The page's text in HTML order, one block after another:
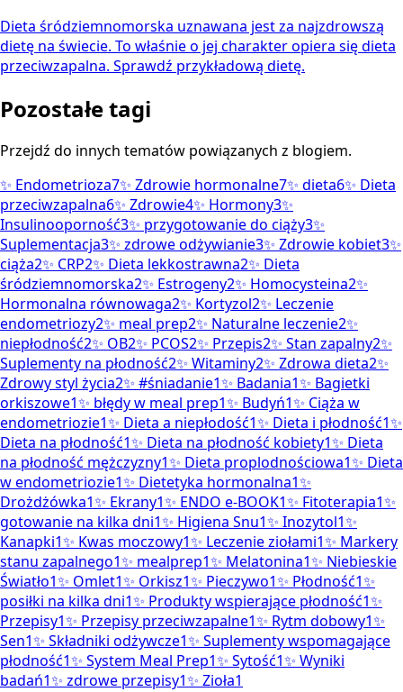
Dieta śródziemnomorska uznawana jest za najzdrowszą
dietę na świecie. To właśnie o jej charakter opiera się dieta
przeciwzapalna. Sprawdź przykładową dietę.
Pozostałe tagi
Przejdź do innych tematów powiązanych z blogiem.
✨ Endometrioza7✨ Zdrowie hormonalne7✨ dieta6✨ Dieta
przeciwzapalna6✨ Zdrowie4✨ Hormony3✨
Insulinooporność3✨ przygotowanie do ciąży3✨
Suplementacja3✨ zdrowe odżywianie3✨ Zdrowie kobiet3✨
ciąża2✨ CRP2✨ Dieta lekkostrawna2✨ Dieta
śródziemnomorska2✨ Estrogeny2✨ Homocysteina2✨
Hormonalna równowaga2✨ Kortyzol2✨ Leczenie
endometriozy2✨ meal prep2✨ Naturalne leczenie2✨
niepłodność2✨ OB2✨ PCOS2✨ Przepis2✨ Stan zapalny2✨
Suplementy na płodność2✨ Witaminy2✨ Zdrowa dieta2✨
Zdrowy styl życia2✨ #śniadanie1✨ Badania1✨ Bagietki
orkiszowe1✨ błędy w meal prep1✨ Budyń1✨ Ciąża w
endometriozie1✨ Dieta a niepłodość1✨ Dieta i płodność1✨
Dieta na płodność1✨ Dieta na płodność kobiety1✨ Dieta
na płodność mężczyzny1✨ Dieta proplodnościowa1✨ Dieta
w endometriozie1✨ Dietetyka hormonalna1✨
Drożdżówka1✨ Ekrany1✨ ENDO e-BOOK1✨ Fitoterapia1✨
gotowanie na kilka dni1✨ Higiena Snu1✨ Inozytol1✨
Kanapki1✨ Kwas moczowy1✨ Leczenie ziołami1✨ Markery
stanu zapalnego1✨ mealprep1✨ Melatonina1✨ Niebieskie
Światło1✨ Omlet1✨ Orkisz1✨ Pieczywo1✨ Płodność1✨
posiłki na kilka dni1✨ Produkty wspierające płodność1✨
Przepisy1✨ Przepisy przeciwzapalne1✨ Rytm dobowy1✨
Sen1✨ Składniki odżywcze1✨ Suplementy wspomagające
płodność1✨ System Meal Prep1✨ Sytość1✨ Wyniki
badań1✨ zdrowe przepisy1✨ Zioła1